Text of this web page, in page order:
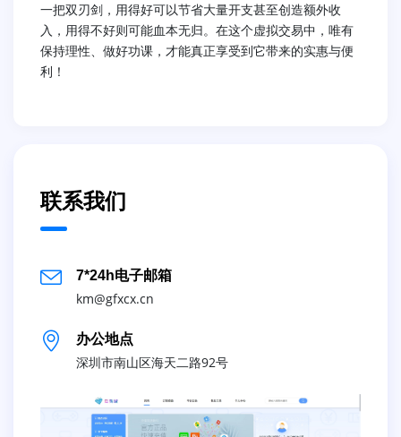
一把双刃剑，用得好可以节省大量开支甚至创造额外收
入，用得不好则可能血本无归。在这个虚拟交易中，唯有
保持理性、做好功课，才能真正享受到它带来的实惠与便
利！
联系我们
7*24h电子邮箱
km@gfxcx.cn
办公地点
深圳市南山区海天二路92号